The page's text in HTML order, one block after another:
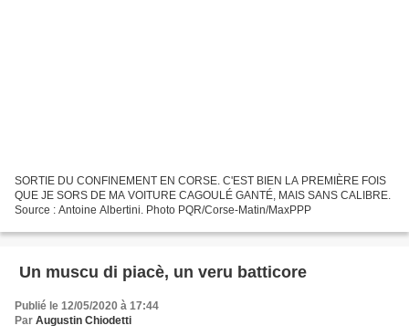
SORTIE DU CONFINEMENT EN CORSE. C'EST BIEN LA PREMIÈRE FOIS
QUE JE SORS DE MA VOITURE CAGOULÉ GANTÉ, MAIS SANS CALIBRE.
Source : Antoine Albertini. Photo PQR/Corse-Matin/MaxPPP
Un muscu di piacè, un veru batticore
Publié le 12/05/2020 à 17:44
Par Augustin Chiodetti